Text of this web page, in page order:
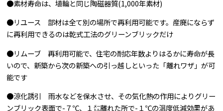
●素材寿命は、埴輪と同じ陶磁器質(1,000年素材)
●リユース 部材は全て別の場所で再利用可能です。産廃にならず
に再利用できるのは乾式工法のグリーンブリックだけ
●リムーブ 再利用可能で、住宅の耐応年数よりはるかに寿命が長
いので、新築から次の新築への引っ越しといった「離れワザ」が可
能です
●涼化誘引 雨水などを保水させ、その気化熱の作用によりグリー
ンブリック表面で-７℃、１㍍離れた所で-１℃の温度低減効果があ